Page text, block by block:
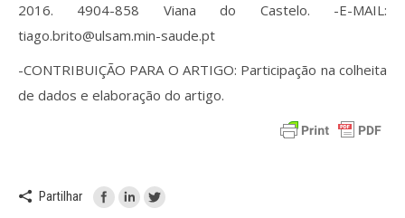
2016. 4904-858 Viana do Castelo. -E-MAIL:
tiago.brito@ulsam.min-saude.pt
-CONTRIBUIÇÃO PARA O ARTIGO: Participação na colheita
de dados e elaboração do artigo.
Partilhar